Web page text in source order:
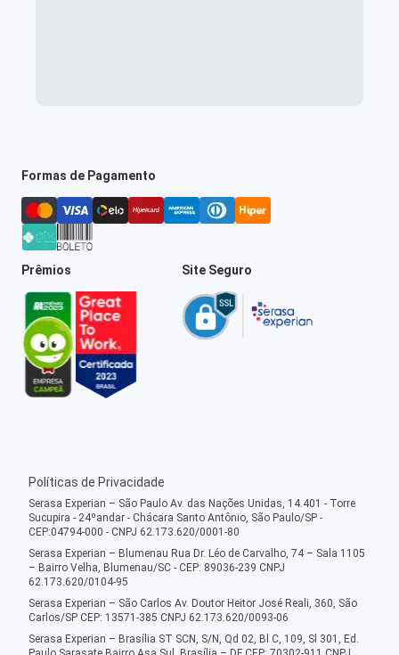
Formas de Pagamento
Prêmios Site Seguro
Políticas de Privacidade
Serasa Experian – São Paulo Av. das Nações Unidas, 14.401 - Torre
Sucupira - 24ºandar - Chácara Santo Antônio, São Paulo/SP -
CEP:04794-000 - CNPJ 62.173.620/0001-80
Serasa Experian – Blumenau Rua Dr. Léo de Carvalho, 74 – Sala 1105
– Bairro Velha, Blumenau/SC - CEP: 89036-239 CNPJ
62.173.620/0104-95
Serasa Experian – São Carlos Av. Doutor Heitor José Reali, 360, São
Carlos/SP CEP: 13571-385 CNPJ 62.173.620/0093-06
Serasa Experian – Brasília ST SCN, S/N, Qd 02, Bl C, 109, Sl 301, Ed.